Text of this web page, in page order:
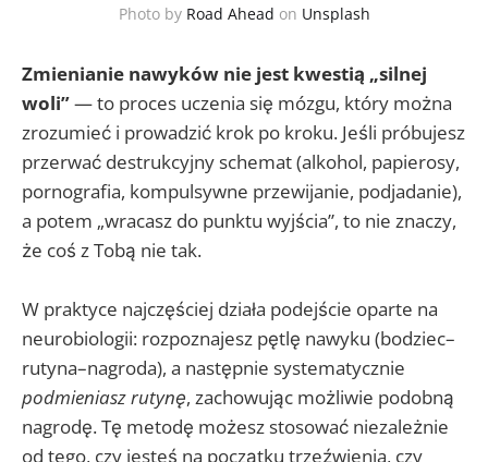
Photo by Road Ahead on Unsplash
Zmienianie nawyków nie jest kwestią „silnej
woli”— to proces uczenia się mózgu, który można
zrozumieć i prowadzić krok po kroku. Jeśli próbujesz
przerwać destrukcyjny schemat (alkohol, papierosy,
pornografia, kompulsywne przewijanie, podjadanie),
a potem „wracasz do punktu wyjścia”, to nie znaczy,
że coś z Tobą nie tak.
W praktyce najczęściej działa podejście oparte na
neurobiologii: rozpoznajesz pętlę nawyku (bodziec–
rutyna–nagroda), a następnie systematycznie
podmieniasz rutynę, zachowując możliwie podobną
nagrodę. Tę metodę możesz stosować niezależnie
od tego, czy jesteś na początku trzeźwienia, czy